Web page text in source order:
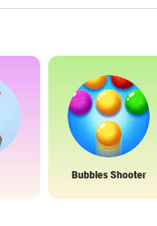
Bubbles Shooter